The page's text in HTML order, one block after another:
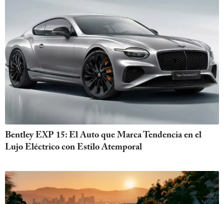
Bentley EXP 15: El Auto que Marca Tendencia en el
Lujo Eléctrico con Estilo Atemporal